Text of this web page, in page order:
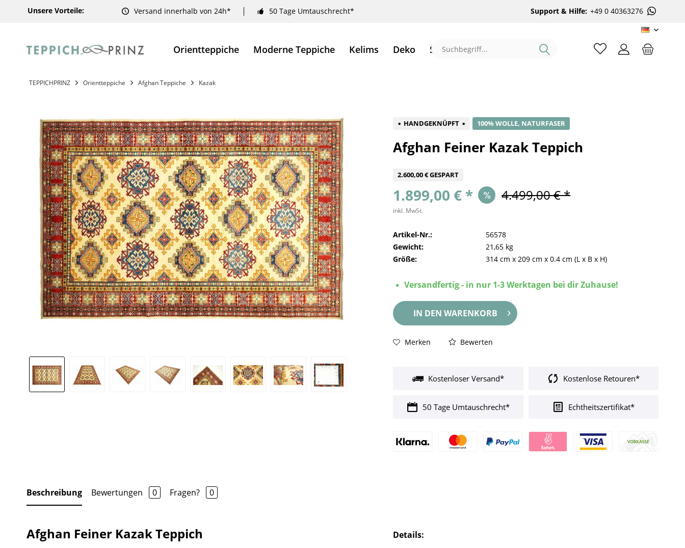
Unsere Vorteile: Versand innerhalb von 24h* 50 Tage Umtauschrecht* Support & Hilfe: +49 0 40363276
DE
Orientteppiche Moderne Teppiche Kelims Deko Sale %
TEPPICHPRINZ Orientteppiche Afghan Teppiche Kazak
HANDGEKNÜPFT 100% WOLLE, NATURFASER
Afghan Feiner Kazak Teppich
2.600,00 € GESPART
1.899,00 € * 4.499,00 € *
inkl. MwSt.
Artikel-Nr.:
56578
Gewicht:
21,65 kg
Größe:
314 cm x209 cm x0.4 cm (L x B x H)
Versandfertig - in nur 1-3 Werktagen bei dir Zuhause!
IN DEN WARENKORB
Merken Bewerten
Kostenloser Versand* Kostenlose Retouren*
50 Tage Umtauschrecht* Echtheitszertifikat*
Beschreibung Bewertungen 0 Fragen? 0
Afghan Feiner Kazak Teppich
Details: